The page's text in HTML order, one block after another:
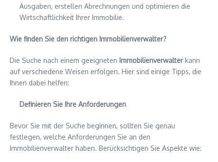
Ausgaben, erstellen Abrechnungen und optimieren die
Wirtschaftlichkeit Ihrer Immobilie.
Wie finden Sie den richtigen Immobilienverwalter?
Die Suche nach einem geeigneten Immobilienverwalterkann
auf verschiedene Weisen erfolgen. Hier sind einige Tipps, die
Ihnen dabei helfen:
Definieren Sie Ihre Anforderungen
Bevor Sie mit der Suche beginnen, sollten Sie genau
festlegen, welche Anforderungen Sie an den
Immobilienverwalter haben. Berücksichtigen Sie Aspekte wie: